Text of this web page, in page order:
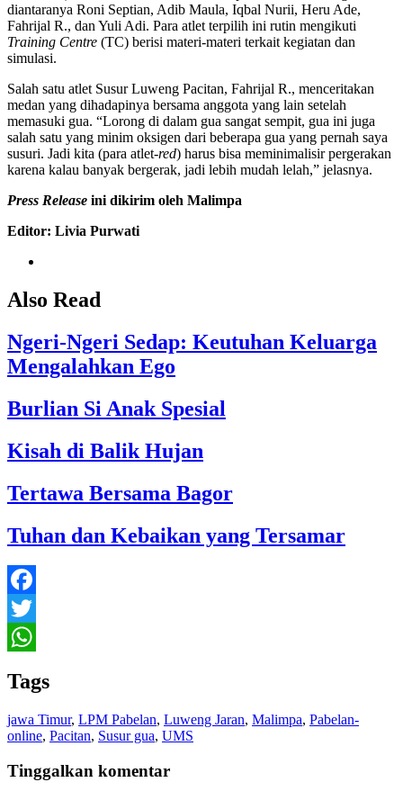
diantaranya Roni Septian, Adib Maula, Iqbal Nurii, Heru Ade,
Fahrijal R., dan Yuli Adi. Para atlet terpilih ini rutin mengikuti
Training Centre (TC) berisi materi-materi terkait kegiatan dan
simulasi.
Salah satu atlet Susur Luweng Pacitan, Fahrijal R., menceritakan
medan yang dihadapinya bersama anggota yang lain setelah
memasuki gua. “Lorong di dalam gua sangat sempit, gua ini juga
salah satu yang minim oksigen dari beberapa gua yang pernah saya
susuri. Jadi kita (para atlet-red) harus bisa meminimalisir pergerakan
karena kalau banyak bergerak, jadi lebih mudah lelah,” jelasnya.
Press Release ini dikirim oleh Malimpa
Editor: Livia Purwati
Also Read
Ngeri-Ngeri Sedap: Keutuhan Keluarga
Mengalahkan Ego
Burlian Si Anak Spesial
Kisah di Balik Hujan
Tertawa Bersama Bagor
Tuhan dan Kebaikan yang Tersamar
Facebook
Twitter
Tags
jawa Timur, LPM Pabelan, Luweng Jaran, Malimpa, Pabelan-
online, Pacitan, Susur gua, UMS
Tinggalkan komentar